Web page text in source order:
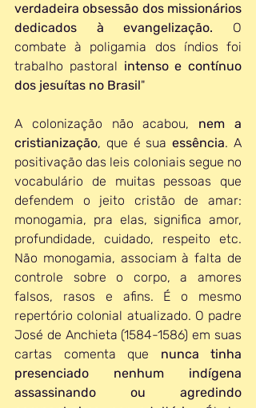
verdadeira obsessão dos missionários
dedicados à evangelização. O
combate à poligamia dos índios foi
trabalho pastoral intenso e contínuo
dos jesuítas no Brasil"
A colonização não acabou, nem a
cristianização, que é sua essência. A
positivação das leis coloniais segue no
vocabulário de muitas pessoas que
defendem o jeito cristão de amar:
monogamia, pra elas, significa amor,
profundidade, cuidado, respeito etc.
Não monogamia, associam à falta de
controle sobre o corpo, a amores
falsos, rasos e afins. É o mesmo
repertório colonial atualizado. O padre
José de Anchieta (1584-1586) em suas
cartas comenta que nunca tinha
presenciado nenhum indígena
assassinando ou agredindo